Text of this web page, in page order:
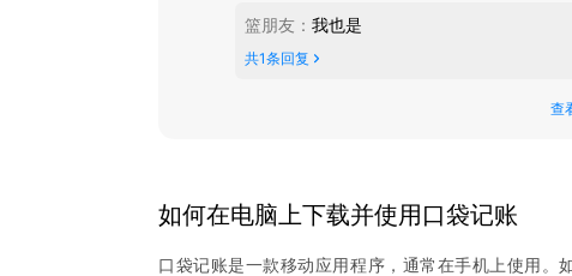
篮朋友 ： 我也是
共1条回复
查
如何在电脑上下载并使用口袋记账
口袋记账是一款移动应用程序，通常在手机上使用。